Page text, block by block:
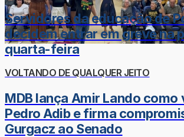
Servidores da educação de
decidem entrar em greve na
quarta-feira
VOLTANDO DE QUALQUER JEITO
MDB lança Amir Lando como
Pedro Adib e firma
Gurgacz ao Senado